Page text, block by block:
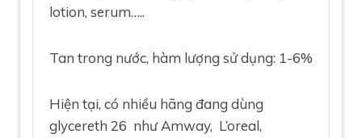
lotion, serum…..
Tan trong nước, hàm lượng sử dụng: 1-6%
Hiện tại, có nhiều hãng đang dùng
glycereth 26 như Amway, L’oreal,